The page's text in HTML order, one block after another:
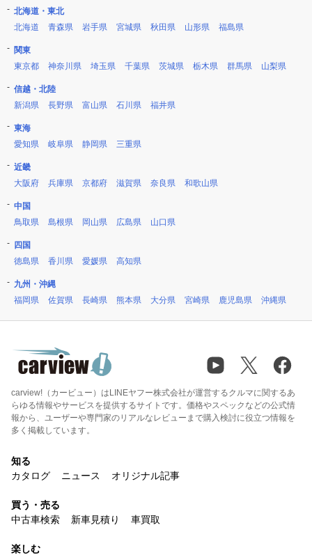
北海道・東北
北海道
青森県 岩手県 宮城県 秋田県 山形県 福島県
関東
東京都
神奈川県 埼玉県 千葉県 茨城県 栃木県 群馬県 山梨県
信越・北陸
新潟県
長野県 富山県 石川県 福井県
東海
愛知県
岐阜県 静岡県 三重県
近畿
大阪府
兵庫県 京都府 滋賀県 奈良県 和歌山県
中国
鳥取県
島根県 岡山県 広島県 山口県
四国
徳島県
香川県 愛媛県 高知県
九州・沖縄
福岡県
佐賀県 長崎県 熊本県 大分県 宮崎県 鹿児島県 沖縄県
carview!（カービュー）はLINEヤフー株式会社が運営するクルマに関するあ
らゆる情報やサービスを提供するサイトです。価格やスペックなどの公式情
報から、ユーザーや専門家のリアルなレビューまで購入検討に役立つ情報を
多く掲載しています。
知る
カタログ
ニュース オリジナル記事
買う・売る
中古車検索
新車見積り 車買取
楽しむ